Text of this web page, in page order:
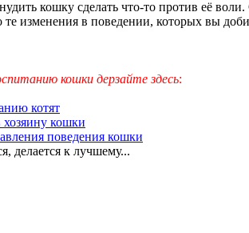
кошку сделать что-то против её
те изменения в поведении, которых вы
кошки дерзайте здесь:
котят
хозяину кошки
поведения кошки
делается к лучшему...